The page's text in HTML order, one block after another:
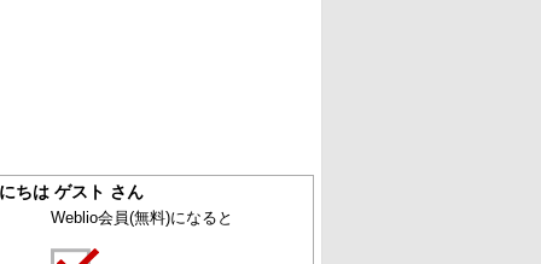
ちは ゲスト さん
Weblio会員(無料)になると